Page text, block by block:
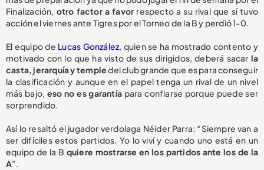
Finalización, otro factor a favor respecto a su rival que sí tuvo
acción el viernes ante Tigres por el Torneo de la B y perdió 1-0.
El equipo de Lucas González, quien se ha mostrado contento y
motivado con lo que ha visto de sus dirigidos, deberá sacar la
casta, jerarquía y templedel club grande que es para conseguir
la clasificación y aunque en el papel tenga un rival de un nivel
más bajo, eso no es garantía para confiarse porque puede ser
sorprendido.
Así lo resaltó el jugador verdolaga Néider Parra: “Siempre van a
ser difíciles estos partidos. Yo lo viví y cuando uno está en un
equipo de la B quiere mostrarse en los partidos ante los de la
A”.